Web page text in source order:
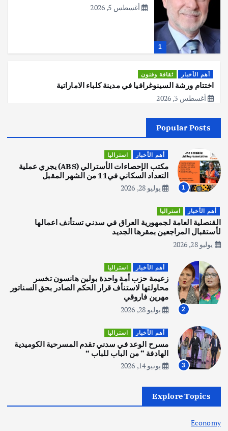
1
أغسطس 5, 2026
أهم الأخبار ثقافة وفنون
اختتام ورشة السينوغرافيا في مدينة كلباء الاماراتية
أغسطس 3, 2026
2
اصبح بطلاً لأستراليا بلعبة كمال الاجسام
يوليو 30, 2026
3
يوليو 30, 2026
4
المقبل
يوليو 28, 2026
أهم الأخبار ثقافة وفنون
انطلاق ورشة التمثيل في مدينة كلباء الاماراتية
أغسطس 5, 2026
في جذور المشكلة وحلولها المستدامة
Popular Posts
1
أهم الأخبار استراليا
مكتب الإحصاءات الأسترالي (ABS) يجري عملية
التعداد السكاني في11 من الشهر المقبل
يوليو 28, 2026
أهم الأخبار استراليا
القنصلية العامة لجمهورية العراق في سدني تستأنف اعمالها
لأستقبال المراجعين بمقرها الجديد
يوليو 28, 2026
2
أهم الأخبار استراليا
زعيمة حزب أمة واحدة بولين هانسون تخسر
محاولتها لاستنأف قرار الحكم الصادر بحق السناتور
مهرين فاروقي
يوليو 28, 2026
3
أهم الأخبار استراليا
مسرح الوعد في سدني تقدم المسرحية الكوميدية
الهادفة ” من الباب للباب “
يونيو 14, 2026
Explore Topics
Economy